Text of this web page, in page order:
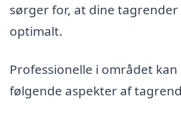
sørger for, at dine
optimalt.
Professionelle i området
følgende aspekter af